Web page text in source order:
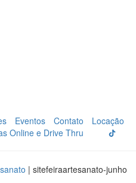
Eventos Contato
Locação
Online e Drive Thru
| sitefeiraartesanato-junho